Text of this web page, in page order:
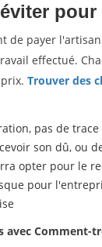
de payer
effectué.
Trouver des
pas de
son dû, ou
opter pour le
pour
avec Comment-